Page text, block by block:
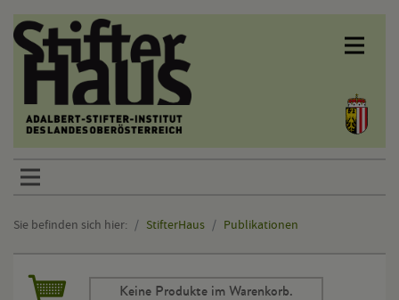
Sprunglinks
Sie befinden sich hier: StifterHaus Publikationen
Hauptinhalt
Keine Produkte im Warenkorb.